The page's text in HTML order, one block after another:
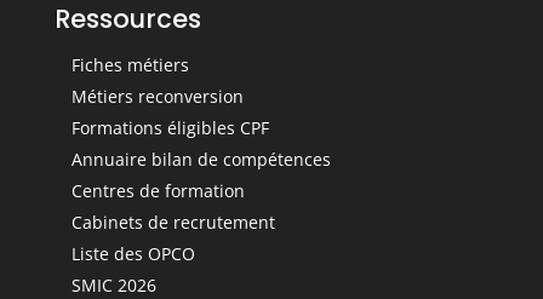
Ressources
Fiches métiers
Métiers reconversion
Formations éligibles CPF
Annuaire bilan de compétences
Centres de formation
Cabinets de recrutement
Liste des OPCO
SMIC 2026